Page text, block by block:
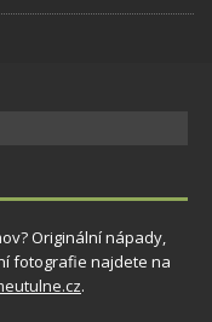
Originální nápady,
fotografie najdete na
.